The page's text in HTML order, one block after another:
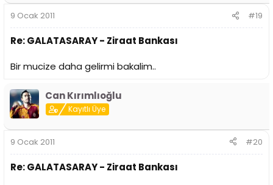
9 Ocak 2011 #19
Re: GALATASARAY - Ziraat Bankası
Bir mucize daha gelirmi bakalim..
Can Kırımlıoğlu
Kayıtlı Üye
9 Ocak 2011 #20
Re: GALATASARAY - Ziraat Bankası